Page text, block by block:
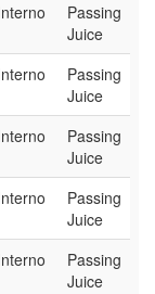
Passing
Juice
Passing
Juice
Passing
Juice
Passing
Juice
Passing
Juice